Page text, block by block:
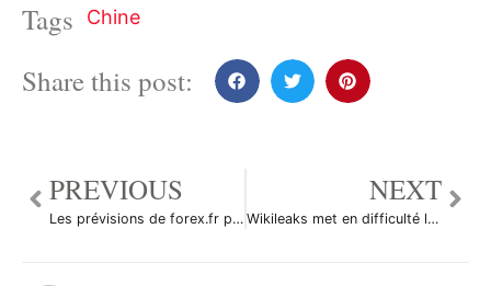
Tags Chine
Share this post:
PREVIOUS
Les prévisions de forex.fr pour l’année 2011
NEXT
Wikileaks met en difficulté la BCEAC